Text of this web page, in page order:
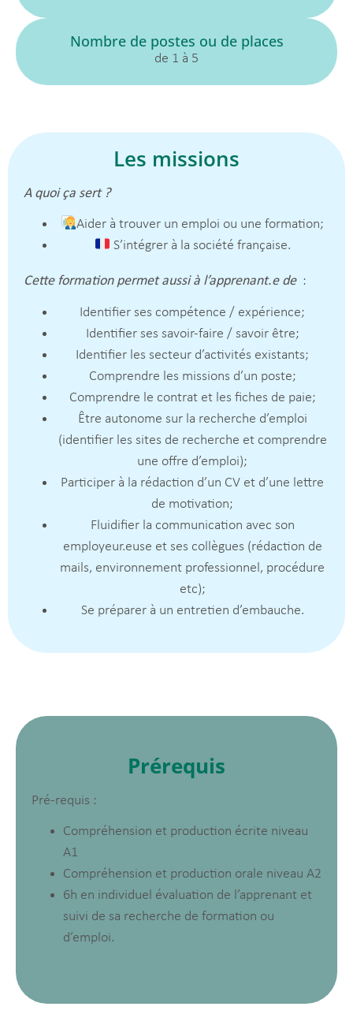
Nombre de postes ou de places
de 1 à 5
Les missions
A quoi ça sert ?
Aider à trouver un emploi ou une formation;
S’intégrer à la société française.
Cette formation permet aussi à l’apprenant.e de :
Identifier ses compétence / expérience;
Identifier ses savoir-faire / savoir être;
Identifier les secteur d’activités existants;
Comprendre les missions d’un poste;
Comprendre le contrat et les fiches de paie;
Être autonome sur la recherche d’emploi
(identifier les sites de recherche et comprendre
une offre d’emploi);
Participer à la rédaction d’un CV et d’une lettre
de motivation;
Fluidifier la communication avec son
employeur.euse et ses collègues (rédaction de
mails, environnement professionnel, procédure
etc);
Se préparer à un entretien d’embauche.
Prérequis
Pré-requis :
Compréhension et production écrite niveau
A1
Compréhension et production orale niveau A2
6h en individuel évaluation de l’apprenant et
suivi de sa recherche de formation ou
d’emploi.